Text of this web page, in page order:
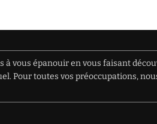
à vous épanouir en vous faisant
Pour toutes vos préoccupations,